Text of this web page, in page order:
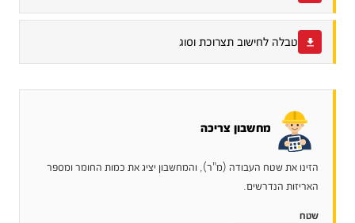
טבלה לחישוב תצרוכת וסוג
מחשבון צריכה
הזינו את שטח העבודה (מ"ר), והמחשבון יציג את כמות החומר ומספר
האריזות הנדרשים.
שטח